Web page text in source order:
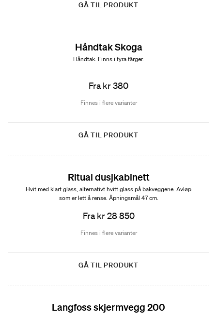
GÅ TIL PRODUKT
Håndtak Skoga
Håndtak. Finns i fyra färger.
Fra kr 380
Finnes i flere varianter
GÅ TIL PRODUKT
Ritual dusjkabinett
Hvit med klart glass, alternativt hvitt glass på bakveggene. Avløp
som er lett å rense. Åpningsmål 47 cm.
Fra kr 28 850
Finnes i flere varianter
GÅ TIL PRODUKT
Langfoss skjermvegg 200